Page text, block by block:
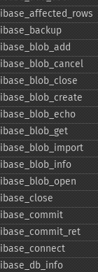
ibase_​affected_​rows
ibase_​backup
ibase_​blob_​add
ibase_​blob_​cancel
ibase_​blob_​close
ibase_​blob_​create
ibase_​blob_​echo
ibase_​blob_​get
ibase_​blob_​import
ibase_​blob_​info
ibase_​blob_​open
ibase_​close
ibase_​commit
ibase_​commit_​ret
ibase_​connect
ibase_​db_​info